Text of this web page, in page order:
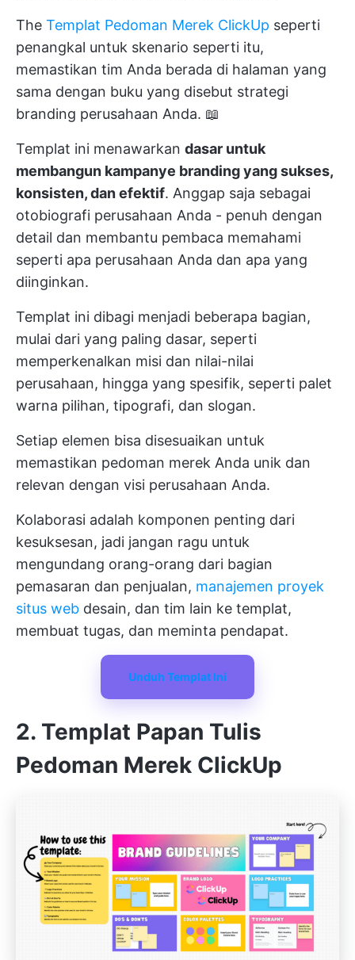
The Templat Pedoman Merek ClickUp seperti
penangkal untuk skenario seperti itu,
memastikan tim Anda berada di halaman yang
sama dengan buku yang disebut strategi
branding perusahaan Anda. 📖
Templat ini menawarkan dasar untuk
membangun kampanye branding yang sukses,
konsisten, dan efektif. Anggap saja sebagai
otobiografi perusahaan Anda - penuh dengan
detail dan membantu pembaca memahami
seperti apa perusahaan Anda dan apa yang
diinginkan.
Templat ini dibagi menjadi beberapa bagian,
mulai dari yang paling dasar, seperti
memperkenalkan misi dan nilai-nilai
perusahaan, hingga yang spesifik, seperti palet
warna pilihan, tipografi, dan slogan.
Setiap elemen bisa disesuaikan untuk
memastikan pedoman merek Anda unik dan
relevan dengan visi perusahaan Anda.
Kolaborasi adalah komponen penting dari
kesuksesan, jadi jangan ragu untuk
mengundang orang-orang dari bagian
pemasaran dan penjualan, manajemen proyek
situs web desain, dan tim lain ke templat,
membuat tugas, dan meminta pendapat.
Unduh Templat Ini
2. Templat Papan Tulis
Pedoman Merek ClickUp